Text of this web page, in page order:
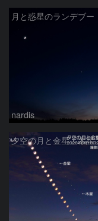
nardis